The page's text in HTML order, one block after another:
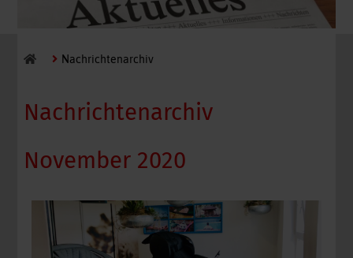
Nachrichtenarchiv
Nachrichtenarchiv
November 2020